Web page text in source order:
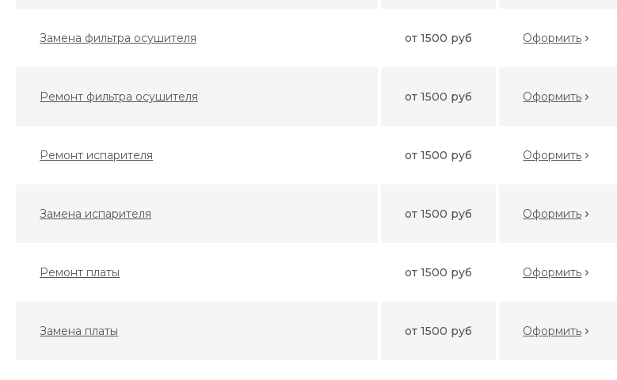
Замена фильтра осушителя от 1500 руб Оформить
Ремонт фильтра осушителя от 1500 руб Оформить
Ремонт испарителя от 1500 руб Оформить
Замена испарителя от 1500 руб Оформить
Ремонт платы от 1500 руб Оформить
Замена платы от 1500 руб Оформить